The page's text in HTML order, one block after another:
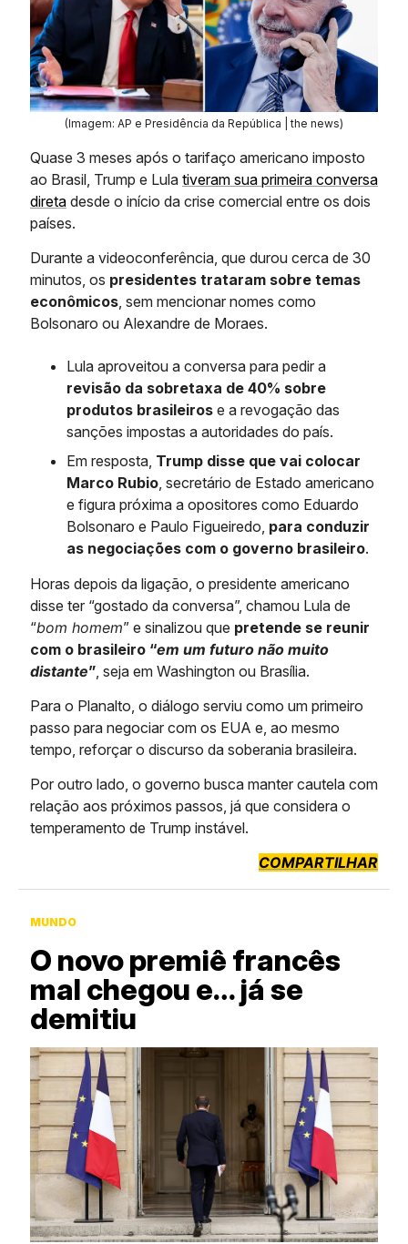
(Imagem: AP e Presidência da República | the news)
Quase 3 meses após o tarifaço americano imposto
ao Brasil, Trump e Lula tiveram sua primeira conversa
direta desde o início da crise comercial entre os dois
países.
Durante a videoconferência, que durou cerca de 30
minutos, os presidentes trataram sobre temas
econômicos , sem mencionar nomes como
Bolsonaro ou Alexandre de Moraes.
Lula aproveitou a conversa para pedir a
revisão da sobretaxa de 40% sobre
produtos brasileiros e a revogação das
sanções impostas a autoridades do país.
Em resposta, Trump disse que vai colocar
Marco Rubio , secretário de Estado americano
e figura próxima a opositores como Eduardo
Bolsonaro e Paulo Figueiredo, para conduzir
as negociações com o governo brasileiro.
Horas depois da ligação, o presidente americano
disse ter “gostado da conversa”, chamou Lula de
“bom homem” e sinalizou que pretende se reunir
com o brasileiro “em um futuro não muito
distante” , seja em Washington ou Brasília.
Para o Planalto, o diálogo serviu como um primeiro
passo para negociar com os EUA e, ao mesmo
tempo, reforçar o discurso da soberania brasileira.
Por outro lado, o governo busca manter cautela com
relação aos próximos passos, já que considera o
temperamento de Trump instável.
COMPARTILHAR
MUNDO
O novo premiê francês
mal chegou e… já se
demitiu